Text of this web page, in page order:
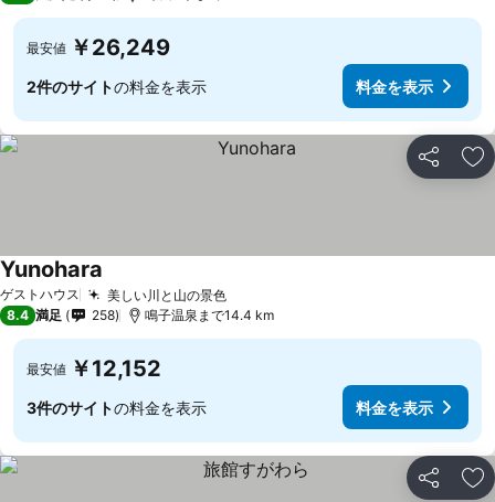
最安値 ￥26,249
2件のサイトの料金を表示 料金を表示
シェア お
ゲストハウス 美しい川と山の景色
Yunohara
8.4 満足 258 鳴子温泉まで14.4 km
最安値 ￥12,152
3件のサイトの料金を表示 料金を表示
シェア お